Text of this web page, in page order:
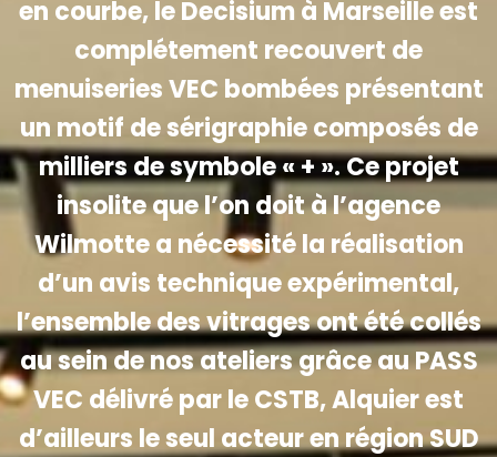
en courbe, le Decisium à Marseille est
complétement recouvert de
menuiseries VEC bombées présentant
un motif de sérigraphie composés de
milliers de symbole « + ». Ce projet
insolite que l’on doit à l’agence
Wilmotte a nécessité la réalisation
d’un avis technique expérimental,
l’ensemble des vitrages ont été collés
au sein de nos ateliers grâce au PASS
VEC délivré par le CSTB, Alquier est
d’ailleurs le seul acteur en région SUD